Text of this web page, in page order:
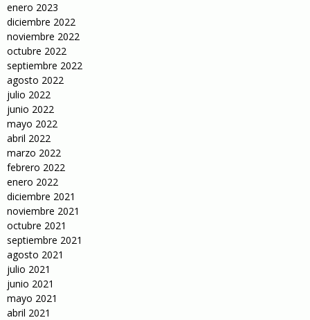
enero 2023
diciembre 2022
noviembre 2022
octubre 2022
septiembre 2022
agosto 2022
julio 2022
junio 2022
mayo 2022
abril 2022
marzo 2022
febrero 2022
enero 2022
diciembre 2021
noviembre 2021
octubre 2021
septiembre 2021
agosto 2021
julio 2021
junio 2021
mayo 2021
abril 2021